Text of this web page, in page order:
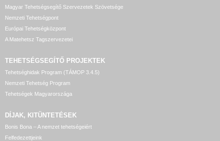
Magyar Tehetségsegítő Szervezetek Szövetsége
Nemzeti Tehetségpont
Európai Tehetségközpont
A Matehetsz Tagszervezetei
TEHETSÉGSEGÍTŐ PROJEKTEK
Tehetséghidak Program (TÁMOP 3.4.5)
Nemzeti Tehetség Program
Tehetségek Magyarországa
DÍJAK, KITÜNTETÉSEK
Bonis Bona – A nemzet tehetségeiért
Felfedezettjeink